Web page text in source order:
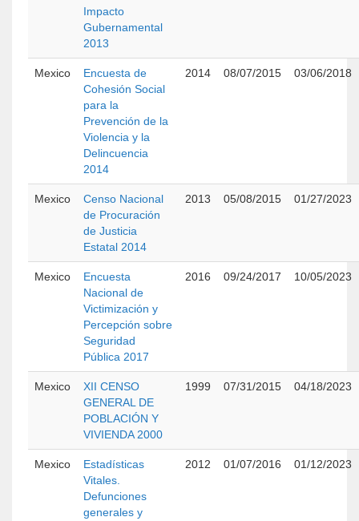
Impacto
Gubernamental
2013
Mexico
Encuesta de
Cohesión Social
para la
Prevención de la
Violencia y la
Delincuencia
2014
2014 08/07/2015 03/06/2018
Mexico
Censo Nacional
de Procuración
de Justicia
Estatal 2014
2013 05/08/2015 01/27/2023
Mexico
Encuesta
Nacional de
Victimización y
Percepción sobre
Seguridad
Pública 2017
2016 09/24/2017 10/05/2023
Mexico
XII CENSO
GENERAL DE
POBLACIÓN Y
VIVIENDA 2000
1999 07/31/2015 04/18/2023
Mexico
Estadísticas
Vitales.
Defunciones
generales y
2012 01/07/2016 01/12/2023